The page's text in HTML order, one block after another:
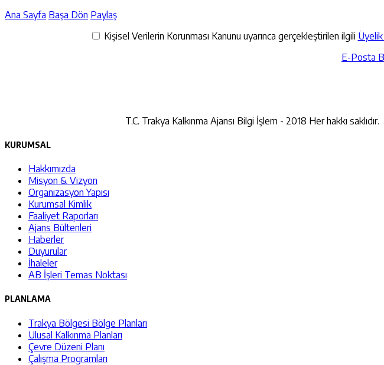
Ana Sayfa Başa Dön Paylaş
Kişisel Verilerin Korunması Kanunu uyarınca gerçekleştirilen ilgili
E-Posta
T.C. Trakya Kalkınma Ajansı Bilgi İşlem - 2018 Her hakkı
KURUMSAL
Hakkımızda
Misyon & Vizyon
Organizasyon Yapısı
Kurumsal Kimlik
Faaliyet Raporları
Ajans Bültenleri
Haberler
Duyurular
İhaleler
AB İşleri Temas Noktası
PLANLAMA
Trakya Bölgesi Bölge Planları
Ulusal Kalkınma Planları
Çevre Düzeni Planı
Çalışma Programları